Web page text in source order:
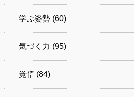
学ぶ姿勢 (60)
気づく力 (95)
覚悟 (84)